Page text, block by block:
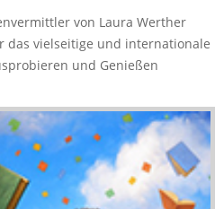
von Laura Werther
das vielseitige und internationale
und Genießen